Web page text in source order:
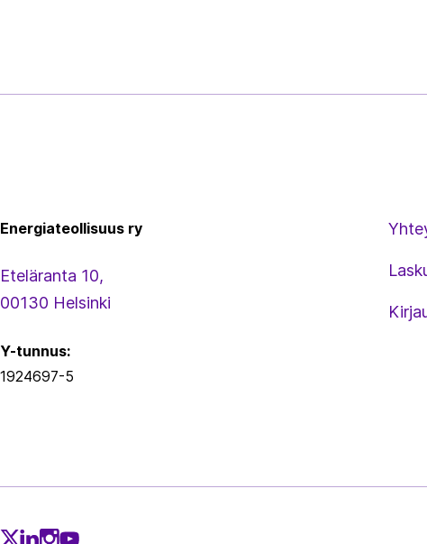
Energiateollisuus ry
Eteläranta 10,
00130 Helsinki
Y-tunnus:
1924697-5